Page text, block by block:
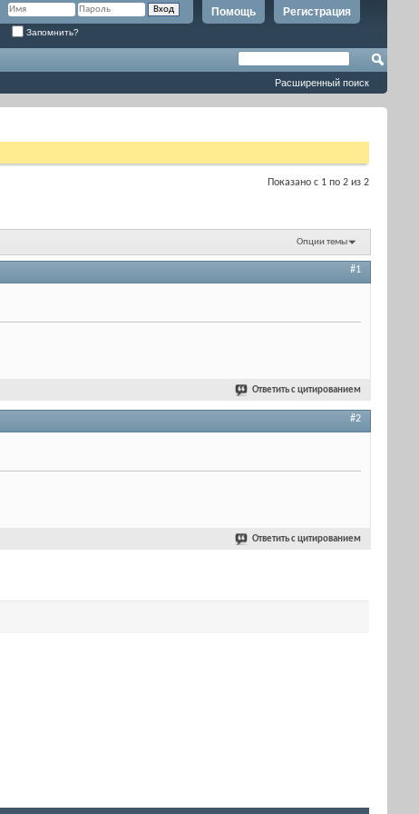
Регистрация
Помощь
Запомнить?
Расширенный поиск
Показано с 1 по 2 из 2
Опции темы
#1
Ответить с цитированием
#2
Ответить с цитированием